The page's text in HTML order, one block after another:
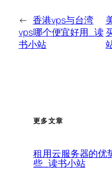
← 香港vps与台湾
vps哪个便宜好用_读
书小站
更多文章
租用云服务器的优
些_读书小站